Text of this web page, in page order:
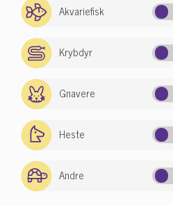
Akvariefisk
Krybdyr
Gnavere
Heste
Andre